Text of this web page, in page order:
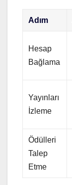
Adım
Hesap
Bağlama
Yayınları
İzleme
Ödülleri
Talep
Etme